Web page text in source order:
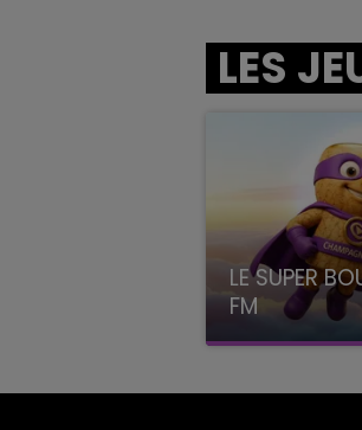
LES
LE SUPER
FM
avec La